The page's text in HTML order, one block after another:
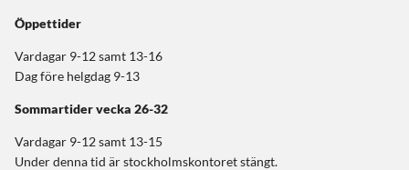
Öppettider
Vardagar 9-12 samt 13-16
Dag före helgdag 9-13
Sommartidervecka 26-32
Vardagar 9-12 samt 13-15
Under denna tid är stockholmskontoret stängt.